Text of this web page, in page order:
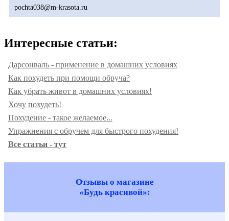
pochta038@m-krasota.ru
Интересные статьи:
Дарсонваль - применение в домашних условиях
Как похудеть при помощи обруча?
Как убрать живот в домашних условиях!
Хочу похудеть!
Похудение - такое желаемое...
Упражнения с обручем для быстрого похудения!
Все статьи - тут
Отзывы о магазине
«Будь красивой»: